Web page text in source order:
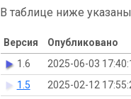
В таблице ниже
Версия Опубликовано
1.6
2025-06-03
1.5
2025-02-12